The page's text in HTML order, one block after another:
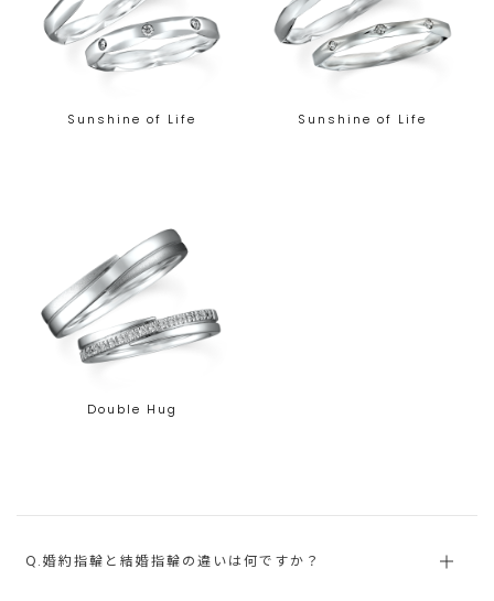
Sunshine of Life Sunshine of Life
Double Hug
Q.婚約指輪と結婚指輪の違いは何ですか？